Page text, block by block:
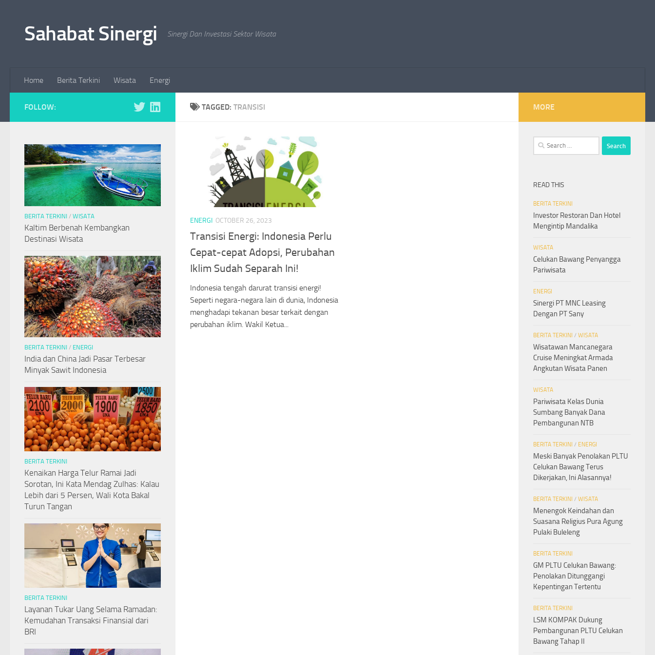
Sahabat Sinergi Sinergi Dan Investasi Sektor Wisata
Home Berita Terkini Wisata Energi
TAGGED: TRANSISI
ENERGI OCTOBER 26, 2023
Transisi Energi: Indonesia Perlu
Cepat-cepat Adopsi, Perubahan
Iklim Sudah Separah Ini!
Indonesia tengah darurat transisi energi!
Seperti negara-negara lain di dunia, Indonesia
menghadapi tekanan besar terkait dengan
perubahan iklim. Wakil Ketua...
FOLLOW:
BERITA TERKINI / WISATA
Kaltim Berbenah Kembangkan
Destinasi Wisata
BERITA TERKINI / ENERGI
India dan China Jadi Pasar Terbesar
Minyak Sawit Indonesia
BERITA TERKINI
Kenaikan Harga Telur Ramai Jadi
Sorotan, Ini Kata Mendag Zulhas: Kalau
Lebih dari 5 Persen, Wali Kota Bakal
Turun Tangan
BERITA TERKINI
Layanan Tukar Uang Selama Ramadan:
Kemudahan Transaksi Finansial dari
BRI
MORE
Search
for:
READ THIS
BERITA TERKINI
Investor Restoran Dan Hotel
Mengintip Mandalika
WISATA
Celukan Bawang Penyangga
Pariwisata
ENERGI
Sinergi PT MNC Leasing
Dengan PT Sany
BERITA TERKINI / WISATA
Wisatawan Mancanegara
Cruise Meningkat Armada
Angkutan Wisata Panen
WISATA
Pariwisata Kelas Dunia
Sumbang Banyak Dana
Pembangunan NTB
BERITA TERKINI / ENERGI
Meski Banyak Penolakan PLTU
Celukan Bawang Terus
Dikerjakan, Ini Alasannya!
BERITA TERKINI / WISATA
Menengok Keindahan dan
Suasana Religius Pura Agung
Pulaki Buleleng
BERITA TERKINI
GM PLTU Celukan Bawang:
Penolakan Ditunggangi
Kepentingan Tertentu
BERITA TERKINI
LSM KOMPAK Dukung
Pembangunan PLTU Celukan
Bawang Tahap II